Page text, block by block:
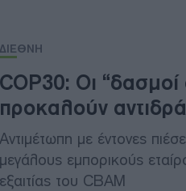
ΔΙΕΘΝΗ
COP30: Οι
προκαλούν
Αντιμέτωπη με έντονες
μεγάλους εμπορικούς
εξαιτίας του CBAM